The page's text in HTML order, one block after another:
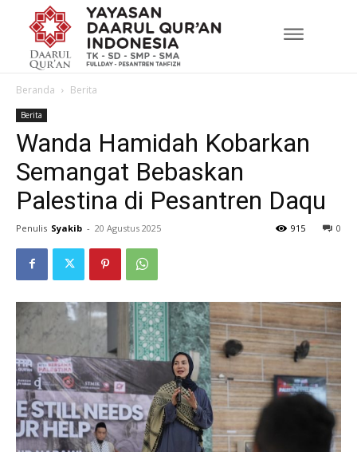
Beranda Berita
Berita
Wanda Hamidah Kobarkan
Semangat Bebaskan
Palestina di Pesantren Daqu
Penulis Syakib - 20 Agustus 2025 0
915